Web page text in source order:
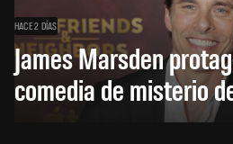
HACE 2 DÍAS
James Marsden
comedia de misterio